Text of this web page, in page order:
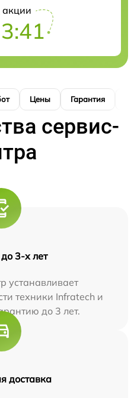
акции
Цены Гарантия
сервис-
3-х лет
устанавливает
техники Infratech и
до 3 лет.
доставка